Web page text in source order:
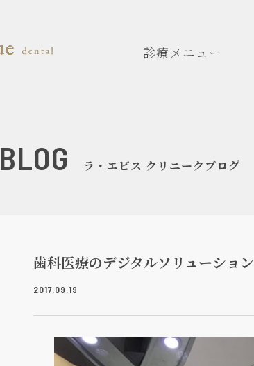
診療メニュー
BLOG ラ・エビス クリニークブログ
歯科医療のデジタルソリューション
2017.09.19